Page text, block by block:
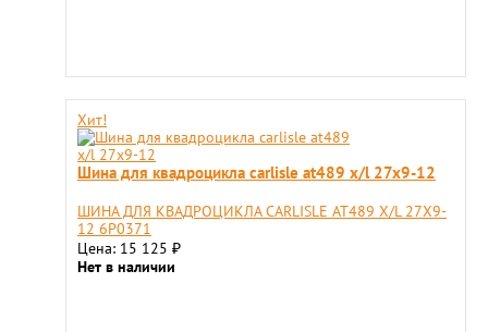
Хит!
Шина для квадроцикла carlisle at489 x/l 27x9-12
ШИНА ДЛЯ КВАДРОЦИКЛА CARLISLE AT489 X/L 27X9-
12 6P0371
Цена: 15 125 ₽
Нет в наличии